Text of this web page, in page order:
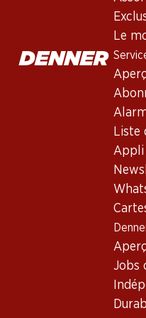
Le
Liste
Appli
Jobs
Cava -